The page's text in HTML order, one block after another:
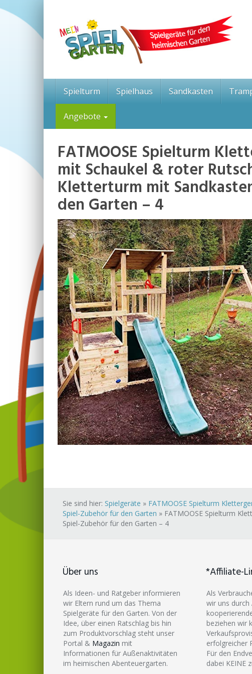
Skip
Spielturm Spielhaus Sandkasten
Angebote
FATMOOSE Spielturm
mit Schaukel & roter
Kletterturm mit
den Garten – 4
Sie sind hier: Spielgeräte » FATMOOSE Spielturm
Spiel-Zubehör für den Garten » FATMOOSE Spielturm
Spiel-Zubehör für den Garten – 4
Über uns
Als Ideen- und Ratgeber informieren
wir Eltern rund um das Thema
Spielgeräte für den Garten. Von der
Idee, über einen Ratschlag bis hin
zum Produktvorschlag steht unser
Portal & Magazin mit
Informationen für Außenaktivitäten
im heimischen Abenteuergarten.
*Affiliate-
Als
wir uns durch
beziehen wir
erfolgreicher
Für den
dabei KEINE